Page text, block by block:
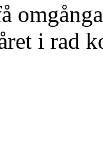
i rad